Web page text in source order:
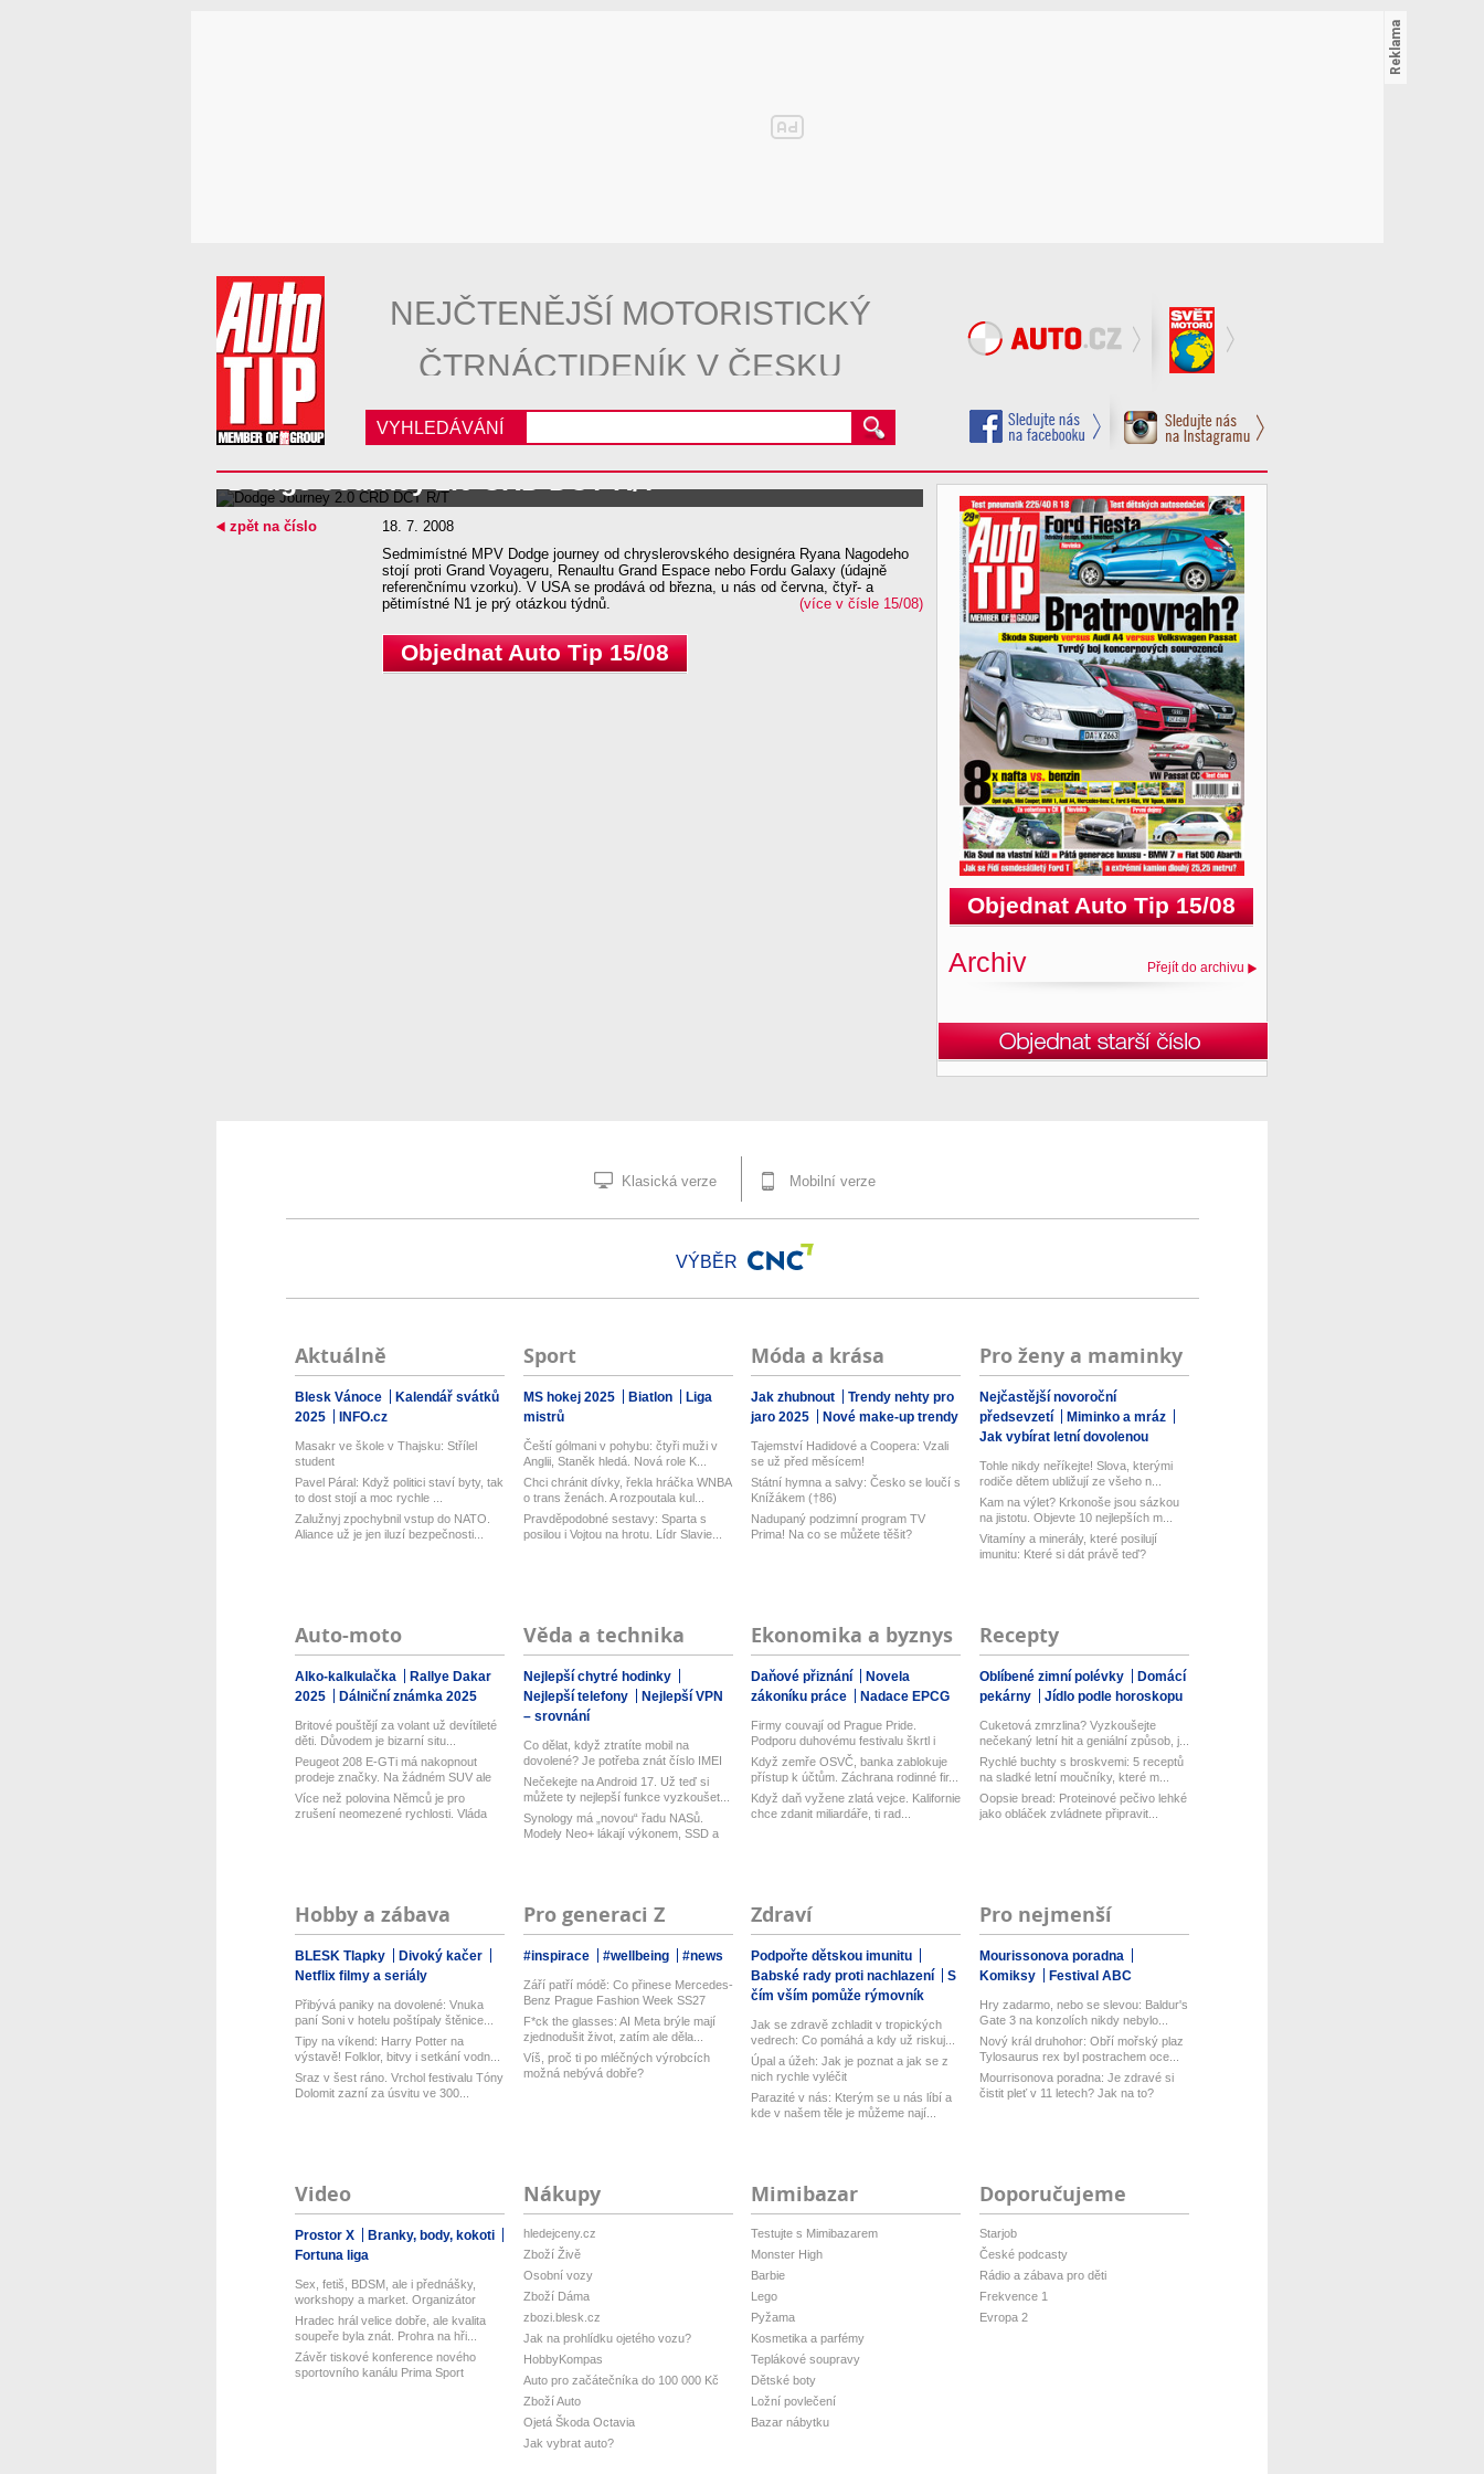
NEJČTENĚJŠÍ MOTORISTICKÝ
ČTRNÁCTIDENÍK V ČESKU
VYHLEDÁVÁNÍ
Dodge Journey 2.0 CRD DCT R/T
18. 7. 2008
Sedmimístné MPV Dodge journey od chryslerovského designéra Ryana Nagodeho
stojí proti Grand Voyageru, Renaultu Grand Espace nebo Fordu Galaxy (údajně
referenčnímu vzorku). V USA se prodává od března, u nás od června, čtyř- a
pětimístné N1 je prý otázkou týdnů.
(více v čísle 15/08)
Objednat Auto Tip 15/08
zpět na číslo
Objednat Auto Tip 15/08
Archiv Přejít do archivu
Klasická verze Mobilní verze
VÝBĚR
Aktuálně
Blesk Vánoce
Kalendář svátků
2025
INFO.cz
Masakr ve škole v Thajsku: Střílel
student
Pavel Páral: Když politici staví byty, tak
to dost stojí a moc rychle ...
Zalužnyj zpochybnil vstup do NATO.
Aliance už je jen iluzí bezpečnosti...
Sport
MS hokej 2025 Biatlon
Liga
mistrů
Čeští gólmani v pohybu: čtyři muži v
Anglii, Staněk hledá. Nová role K...
Chci chránit dívky, řekla hráčka WNBA
o trans ženách. A rozpoutala kul...
Pravděpodobné sestavy: Sparta s
posilou i Vojtou na hrotu. Lídr Slavie...
Móda a krása
Jak zhubnout
Trendy nehty pro
jaro 2025
Nové make-up trendy
Tajemství Hadidové a Coopera: Vzali
se už před měsícem!
Státní hymna a salvy: Česko se loučí s
Knížákem (†86)
Nadupaný podzimní program TV
Prima! Na co se můžete těšit?
Pro ženy a maminky
Nejčastější novoroční
předsevzetí
Miminko a mráz
Jak vybírat letní dovolenou
Tohle nikdy neříkejte! Slova, kterými
rodiče dětem ubližují ze všeho n...
Kam na výlet? Krkonoše jsou sázkou
na jistotu. Objevte 10 nejlepších m...
Vitamíny a minerály, které posilují
imunitu: Které si dát právě teď?
Auto-moto
Alko-kalkulačka
Rallye Dakar
2025
Dálniční známka 2025
Britové pouštějí za volant už devítileté
děti. Důvodem je bizarní situ...
Peugeot 208 E-GTi má nakopnout
prodeje značky. Na žádném SUV ale
označ...
Více než polovina Němců je pro
zrušení neomezené rychlosti. Vláda
Věda a technika
Nejlepší chytré hodinky
Nejlepší telefony
Nejlepší VPN
– srovnání
Co dělat, když ztratíte mobil na
dovolené? Je potřeba znát číslo IMEI
...
Nečekejte na Android 17. Už teď si
můžete ty nejlepší funkce vyzkoušet...
Synology má „novou“ řadu NASů.
Modely Neo+ lákají výkonem, SSD a
Ekonomika a byznys
Daňové přiznání
Novela
zákoníku práce
Nadace EPCG
Firmy couvají od Prague Pride.
Podporu duhovému festivalu škrtl i
Micr...
Když zemře OSVČ, banka zablokuje
přístup k účtům. Záchrana rodinné fir...
Když daň vyžene zlatá vejce. Kalifornie
chce zdanit miliardáře, ti rad...
Recepty
Oblíbené zimní polévky
Domácí
pekárny
Jídlo podle horoskopu
Cuketová zmrzlina? Vyzkoušejte
nečekaný letní hit a geniální způsob, j...
Rychlé buchty s broskvemi: 5 receptů
na sladké letní moučníky, které m...
Oopsie bread: Proteinové pečivo lehké
jako obláček zvládnete připravit...
Hobby a zábava
BLESK Tlapky
Divoký kačer
Netflix filmy a seriály
Přibývá paniky na dovolené: Vnuka
paní Soni v hotelu poštípaly štěnice...
Tipy na víkend: Harry Potter na
výstavě! Folklor, bitvy i setkání vodn...
Sraz v šest ráno. Vrchol festivalu Tóny
Dolomit zazní za úsvitu ve 300...
Pro generaci Z
#inspirace #wellbeing #news
Září patří módě: Co přinese Mercedes-
Benz Prague Fashion Week SS27
F*ck the glasses: AI Meta brýle mají
zjednodušit život, zatím ale děla...
Víš, proč ti po mléčných výrobcích
možná nebývá dobře?
Zdraví
Podpořte dětskou imunitu
Babské rady proti nachlazení
S
čím vším pomůže rýmovník
Jak se zdravě zchladit v tropických
vedrech: Co pomáhá a kdy už riskuj...
Úpal a úžeh: Jak je poznat a jak se z
nich rychle vyléčit
Parazité v nás: Kterým se u nás líbí a
kde v našem těle je můžeme nají...
Pro nejmenší
Mourissonova poradna
Komiksy
Festival ABC
Hry zadarmo, nebo se slevou: Baldur's
Gate 3 na konzolích nikdy nebylo...
Nový král druhohor: Obří mořský plaz
Tylosaurus rex byl postrachem oce...
Mourrisonova poradna: Je zdravé si
čistit pleť v 11 letech? Jak na to?
Video
Prostor X
Branky, body, kokoti
Fortuna liga
Sex, fetiš, BDSM, ale i přednášky,
workshopy a market. Organizátor
Pra...
Hradec hrál velice dobře, ale kvalita
soupeře byla znát. Prohra na hři...
Závěr tiskové konference nového
sportovního kanálu Prima Sport
Nákupy
hledejceny.cz
Zboží Živě
Osobní vozy
Zboží Dáma
zbozi.blesk.cz
Jak na prohlídku ojetého vozu?
HobbyKompas
Auto pro začátečníka do 100 000 Kč
Zboží Auto
Ojetá Škoda Octavia
Jak vybrat auto?
Mimibazar
Testujte s Mimibazarem
Monster High
Barbie
Lego
Pyžama
Kosmetika a parfémy
Teplákové soupravy
Dětské boty
Ložní povlečení
Bazar nábytku
Doporučujeme
Starjob
České podcasty
Rádio a zábava pro děti
Frekvence 1
Evropa 2